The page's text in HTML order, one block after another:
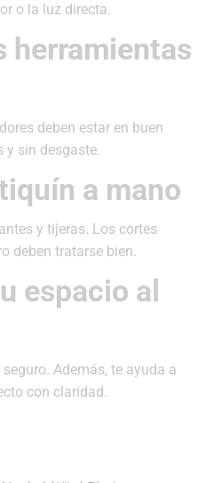
o la luz directa.
herramientas
deben estar en buen
y sin desgaste.
a mano
y tijeras. Los cortes
deben tratarse bien.
espacio al
Además, te ayuda a
con claridad.